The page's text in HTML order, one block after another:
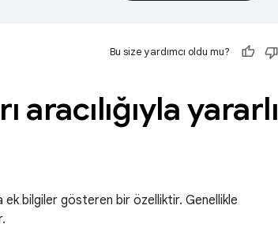
Bu size yardımcı oldu mu?
yararlı
ek bilgiler gösteren bir özelliktir. Genellikle